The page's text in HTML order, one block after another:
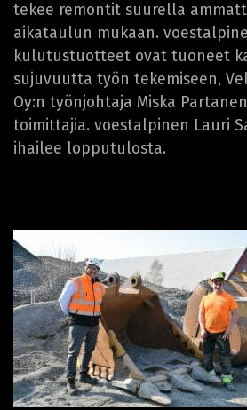
tekee remontit suurella
aikataulun mukaan.
kulutustuotteet ovat tuoneet
sujuvuutta työn tekemiseen,
Oy:n työnjohtaja Miska
toimittajia. voestalpinen Lauri
ihailee lopputulosta.